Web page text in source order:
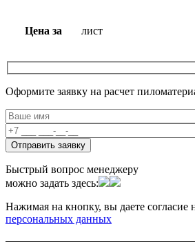
Цена за лист
Оформите заявку на расчет
Быстрый вопрос менеджеру
можно задать здесь:
Нажимая на кнопку, вы даете согласие
персональных данных